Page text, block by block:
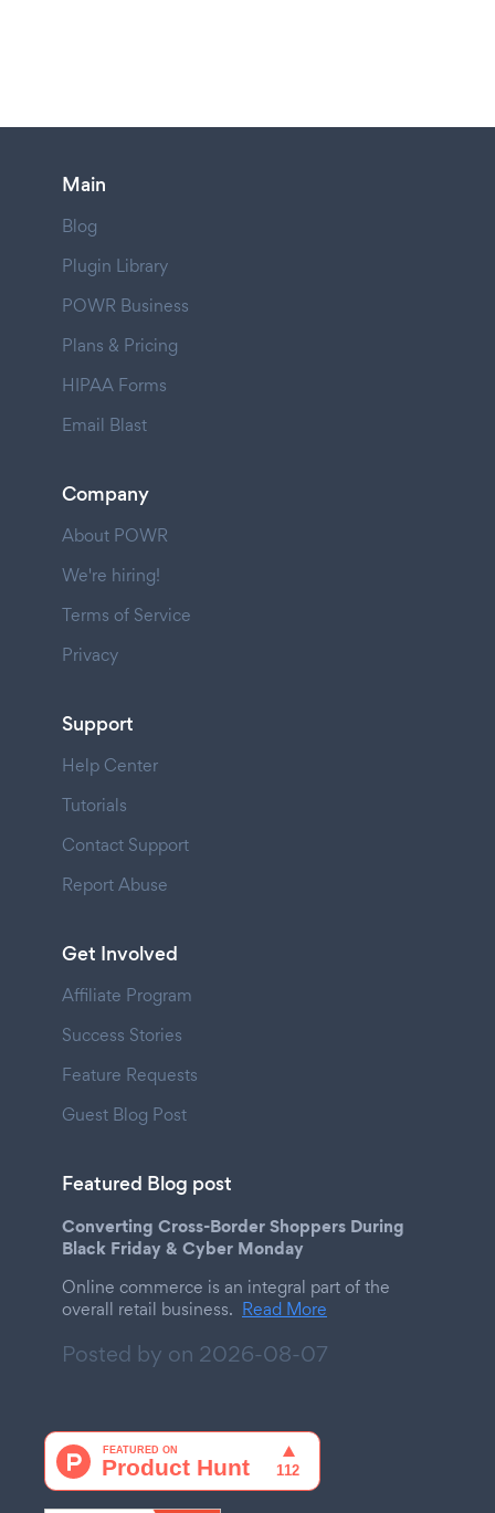
Main
Blog
Plugin Library
POWR Business
Plans & Pricing
HIPAA Forms
Email Blast
Company
About POWR
We're hiring!
Terms of Service
Privacy
Support
Help Center
Tutorials
Contact Support
Report Abuse
Get Involved
Affiliate Program
Success Stories
Feature Requests
Guest Blog Post
Featured Blog post
Converting Cross-Border Shoppers During
Black Friday & Cyber Monday
Online commerce is an integral part of the
overall retail business. Read More
Posted by on 2026-08-07